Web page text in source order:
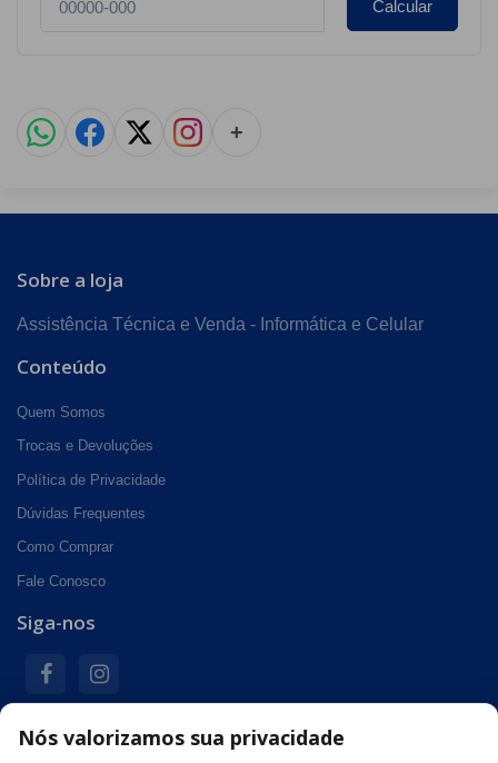
Calcular
+
Sobre a loja
Assistência Técnica e Venda - Informática e Celular
Conteúdo
Quem Somos
Trocas e Devoluções
Política de Privacidade
Dúvidas Frequentes
Como Comprar
Fale Conosco
Siga-nos
Nós valorizamos sua privacidade